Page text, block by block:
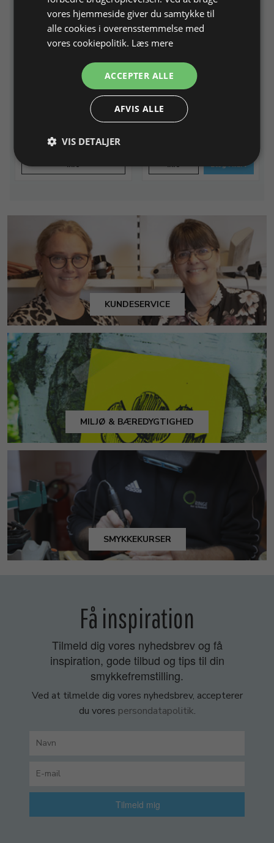
tromlesliber, tromlepoler
IKKE PÅ LAGER
Info
Tema: Tromlepolermaskinen
Varenr. 709041
Info Læg i kurv
KUNDESERVICE
MILJØ & BÆREDYGTIGHED
SMYKKEKURSER
Få inspiration
Tilmeld dig vores nyhedsbrev og få
inspiration, gode tilbud og tips til din
smykkefremstilling.
Ved at tilmelde dig vores nyhedsbrev, accepterer
du vores persondatapolitik.
Tilmeld mig
vores hjemmeside giver du samtykke til
alle cookies i overensstemmelse med
vores cookiepolitik. Læs mere
ACCEPTER ALLE
AFVIS ALLE
VIS DETALJER